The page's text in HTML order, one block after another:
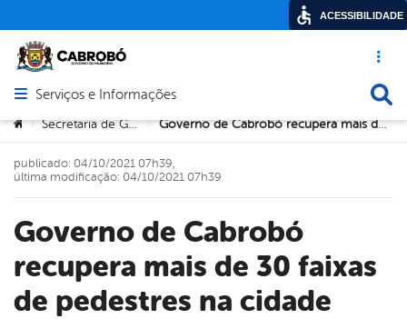
Acesso
Abrir menu principal de navegação
Serviços e Informações
Você está aqui:
> Secretaria de Governo > Governo de Cabrobó recupera mais de 30 faixas de pedestres na cidade
Governo de Cabrobó
recupera mais de 30 faixas
de pedestres na cidade
publicado: 04/10/2021 07h39,
última modificação: 04/10/2021 07h39
ACESSIBILIDADE